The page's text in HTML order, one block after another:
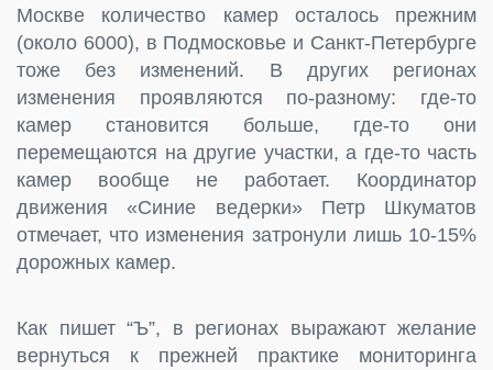
Москве количество камер осталось прежним
(около 6000), в Подмосковье и Санкт-Петербурге
тоже без изменений. В других регионах
изменения проявляются по-разному: где-то
камер становится больше, где-то они
перемещаются на другие участки, а где-то часть
камер вообще не работает. Координатор
движения «Синие ведерки» Петр Шкуматов
отмечает, что изменения затронули лишь 10-15%
дорожных камер.
Как пишет “Ъ”, в регионах выражают желание
вернуться к прежней практике мониторинга